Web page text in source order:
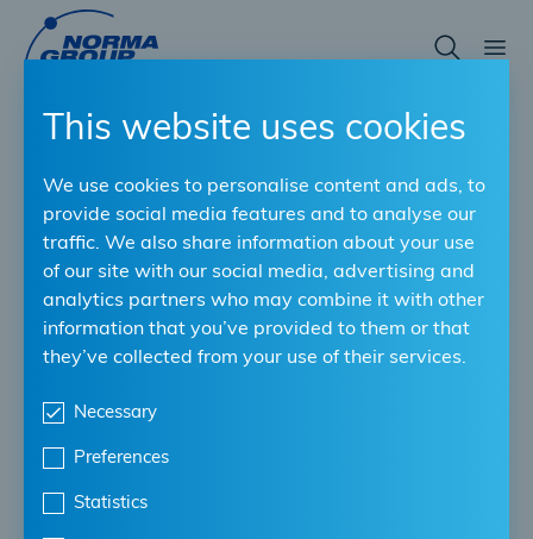
This website uses cookies
We use cookies to personalise content and ads, to
provide social media features and to analyse our
traffic. We also share information about your use
of our site with our social media, advertising and
analytics partners who may combine it with other
information that you’ve provided to them or that
they’ve collected from your use of their services.
Necessary
Preferences
Statistics
INFORMAZIONI ANCORA PIÙ
PREZIOSE PER TE
Sei un distributore?
un'officina?